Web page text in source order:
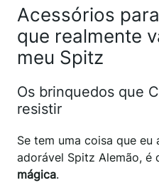
Acessórios
que realmente
meu Spitz
Os brinquedos que
resistir
Se tem uma coisa que
adorável Spitz Alemão, é
mágica.